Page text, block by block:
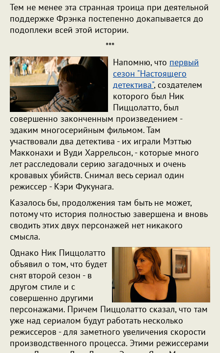
Тем не менее эта странная троица при деятельной
поддержке Фрэнка постепенно докапывается до
подоплеки всей этой истории.
***
Напомню, что первый
сезон "Настоящего
детектива", создателем
которого был Ник
Пиццолатто, был
совершенно законченным произведением -
эдаким многосерийным фильмом. Там
участвовали два детектива - их играли Мэттью
Макконахи и Вуди Харрельсон, - которые много
лет расследовали серию загадочных и очень
кровавых убийств. Снимал весь сериал один
режиссер - Кэри Фукунага.
Казалось бы, продолжения там быть не может,
потому что история полностью завершена и вновь
сводить этих двух персонажей нет никакого
смысла.
Однако Ник Пиццолатто
объявил о том, что будет
снят второй сезон - в
другом стиле и с
совершенно другими
персонажами. Причем Пиццолатто сказал, что там
уже над сериалом будут работать несколько
режиссеров - для заметного увеличения скорости
производственного процесса. Этими режиссерами